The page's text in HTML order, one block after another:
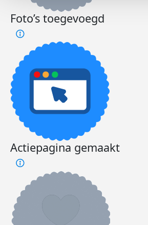
Foto’s toegevoegd
Actiepagina gemaakt